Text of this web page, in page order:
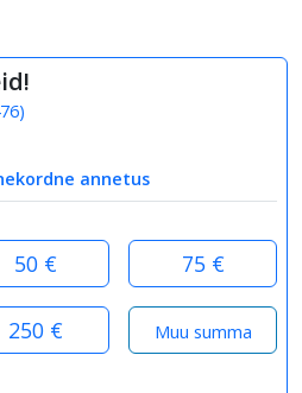
)
annetus
50 € 75 €
250 €